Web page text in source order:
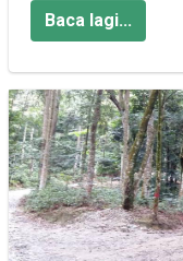
Baca lagi...